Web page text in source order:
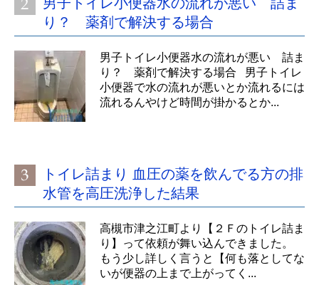
り？ 薬剤で解決する場合
男子トイレ小便器水の流れが悪い 詰ま
り？ 薬剤で解決する場合 男子トイレ
小便器で水の流れが悪いとか流れるには
流れるんやけど時間が掛かるとか...
トイレ詰まり 血圧の薬を飲んでる方の排
水管を高圧洗浄した結果
高槻市津之江町より【２Ｆのトイレ詰ま
り】って依頼が舞い込んできました。
もう少し詳しく言うと【何も落としてな
いが便器の上まで上がってく...